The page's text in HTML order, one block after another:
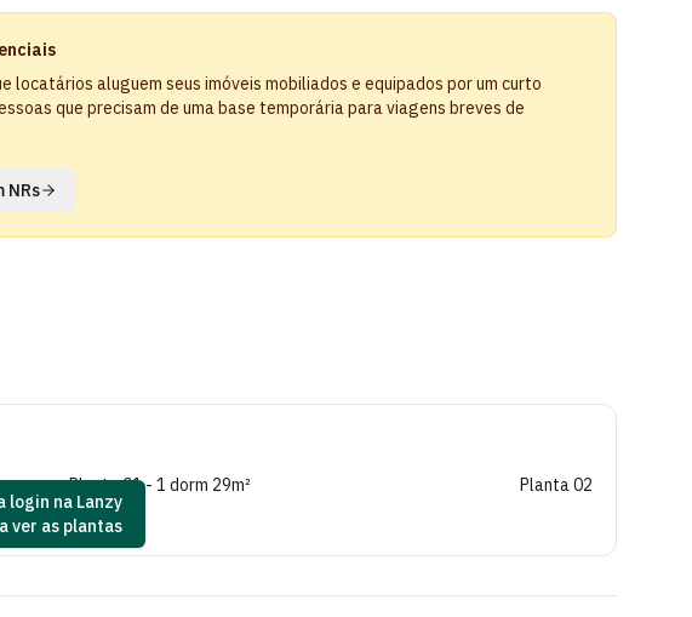
locatários aluguem seus imóveis mobiliados e equipados por um curto
que precisam de uma base temporária para viagens breves de
NRs
Planta 01 - 1 dorm 29m² Planta 02 - 2 dorm 44m²
login na Lanzy
ver as plantas